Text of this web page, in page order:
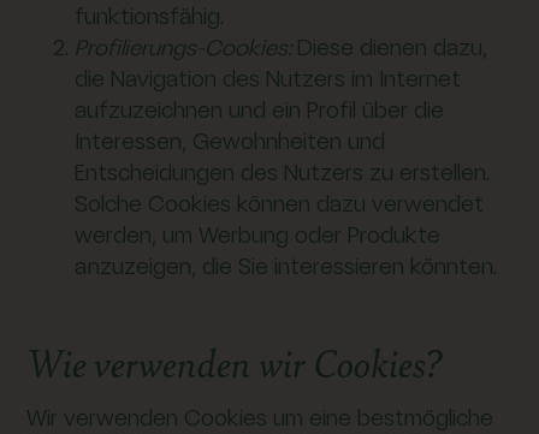
funktionsfähig.
Profilierungs-Cookies:Diese dienen dazu,
die Navigation des Nutzers im Internet
aufzuzeichnen und ein Profil über die
Interessen, Gewohnheiten und
Entscheidungen des Nutzers zu erstellen.
Solche Cookies können dazu verwendet
werden, um Werbung oder Produkte
anzuzeigen, die Sie interessieren könnten.
Wie verwenden wir Cookies?
Wir verwenden Cookies um eine bestmögliche